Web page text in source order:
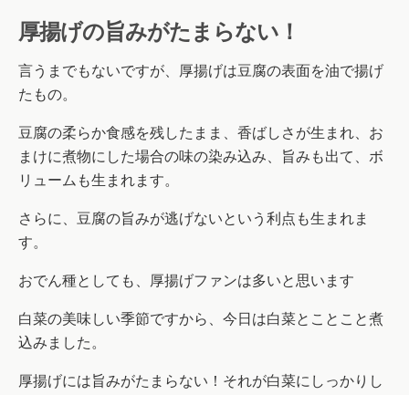
厚揚げの旨みがたまらない！
言うまでもないですが、厚揚げは豆腐の表面を油で揚げ
たもの。
豆腐の柔らか食感を残したまま、香ばしさが生まれ、お
まけに煮物にした場合の味の染み込み、旨みも出て、ボ
リュームも生まれます。
さらに、豆腐の旨みが逃げないという利点も生まれま
す。
おでん種としても、厚揚げファンは多いと思います
白菜の美味しい季節ですから、今日は白菜とことこと煮
込みました。
厚揚げには旨みがたまらない！それが白菜にしっかりし